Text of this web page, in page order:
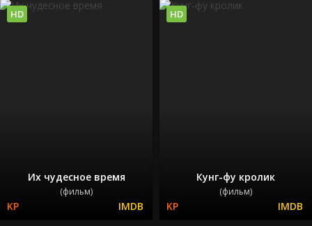
Их чудесное время
(фильм)
HD
Кунг-фу кролик
(фильм)
HD